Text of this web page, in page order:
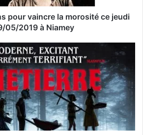
pour vaincre la morosité ce jeudi
05/2019 à Niamey